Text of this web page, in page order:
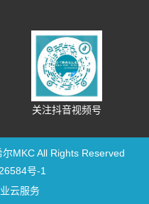
关注抖音视频号
MKC All Rights Reserved
号-1
云服务